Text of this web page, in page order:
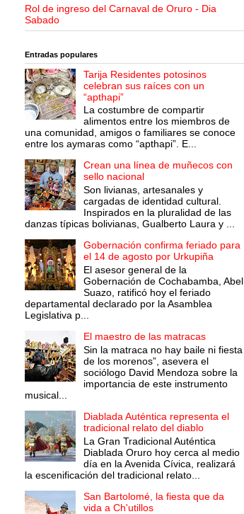
Rol de ingreso del Carnaval de Oruro - Dia
Sabado
Entradas populares
Tarija Residentes potosinos
celebran sus raíces con un
“apthapi”
La costumbre de compartir
alimentos entre los miembros de
una comunidad, amigos o familiares se conoce
entre los aymaras como “apthapi”. E...
Crean una línea de muñecos con
sello nacional
Son livianas, artesanales y
cargadas de identidad cultural.
Inspirados en la pluralidad de las
danzas típicas bolivianas, Gualberto Laura y ...
Gobernación confirma feriado para
el 14 de agosto por Urkupiña
El asesor general de la
Gobernación de Cochabamba, Abel
Suazo, ratificó hoy el feriado
departamental declarado por la Asamblea
Legislativa p...
El maestro de las matracas
Sin la matraca no hay baile ni fiesta
de los morenos”, asevera el
sociólogo David Mendoza sobre la
importancia de este instrumento
musical...
Diablada Auténtica representa el
tradicional relato del diablo
La Gran Tradicional Auténtica
Diablada Oruro hoy cerca al medio
día en la Avenida Cívica, realizará
la escenificación del tradicional relato...
San Bartolomé, la fiesta que da
vida a Ch'utillos